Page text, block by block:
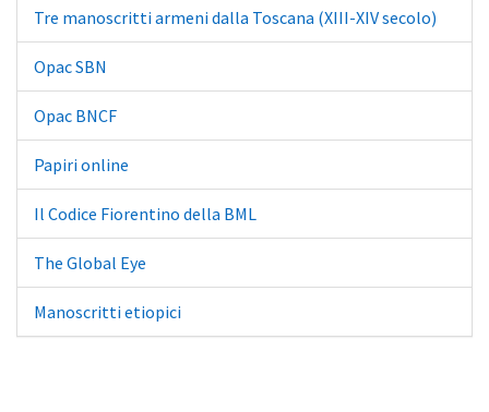
Tre manoscritti armeni dalla Toscana (XIII-XIV secolo)
Opac SBN
Opac BNCF
Papiri online
Il Codice Fiorentino della BML
The Global Eye
Manoscritti etiopici